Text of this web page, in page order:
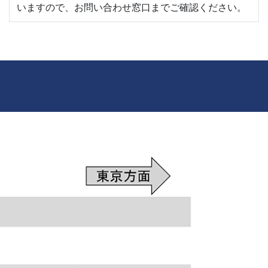
いますので、お問い合わせ窓口までご確認ください。